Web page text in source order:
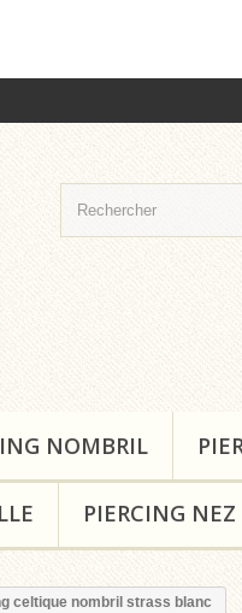
NOMBRIL
PIERCING NEZ
celtique nombril strass blanc